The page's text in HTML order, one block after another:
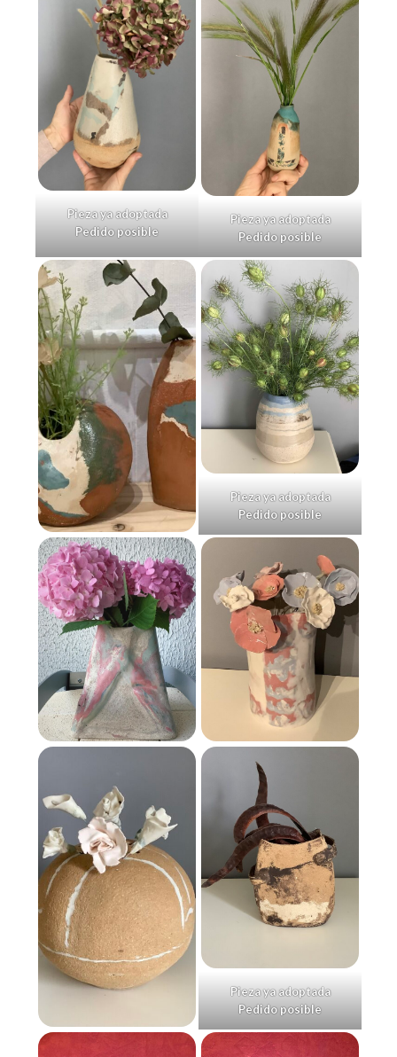
Pieza ya adoptada
Pedido posible
Pieza ya adoptada
Pedido posible
Pieza ya adoptada
Pedido posible
Pieza ya adoptada
Pedido posible